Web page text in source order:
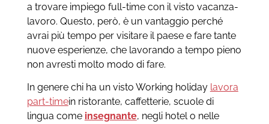
a trovare impiego full-time con il visto vacanza-
lavoro. Questo, però, è un vantaggio perché
avrai più tempo per visitare il paese e fare tante
nuove esperienze, che lavorando a tempo pieno
non avresti molto modo di fare.
In genere chi ha un visto Working holiday lavora
part-timein ristorante, caffetterie, scuole di
lingua come insegnante, negli hotel o nelle